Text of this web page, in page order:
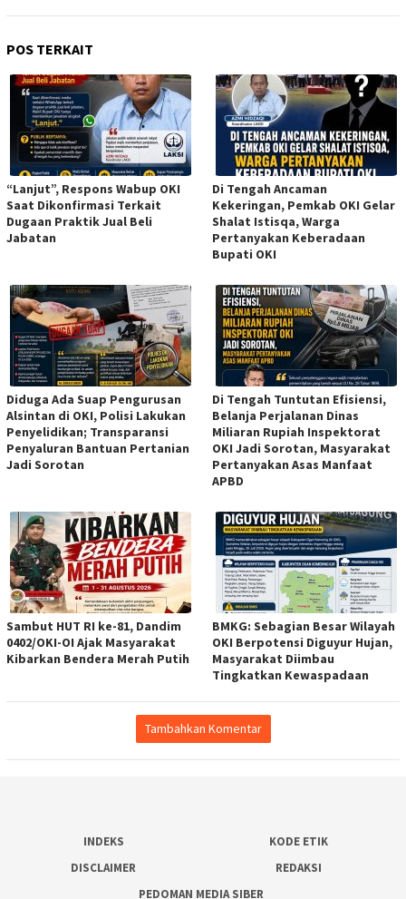
POS TERKAIT
“Lanjut”, Respons Wabup OKI
Saat Dikonfirmasi Terkait
Dugaan Praktik Jual Beli
Jabatan
Di Tengah Ancaman
Kekeringan, Pemkab OKI Gelar
Shalat Istisqa, Warga
Pertanyakan Keberadaan
Bupati OKI
Diduga Ada Suap Pengurusan
Alsintan di OKI, Polisi Lakukan
Penyelidikan; Transparansi
Penyaluran Bantuan Pertanian
Jadi Sorotan
Di Tengah Tuntutan Efisiensi,
Belanja Perjalanan Dinas
Miliaran Rupiah Inspektorat
OKI Jadi Sorotan, Masyarakat
Pertanyakan Asas Manfaat
APBD
Sambut HUT RI ke-81, Dandim
0402/OKI-OI Ajak Masyarakat
Kibarkan Bendera Merah Putih
BMKG: Sebagian Besar Wilayah
OKI Berpotensi Diguyur Hujan,
Masyarakat Diimbau
Tingkatkan Kewaspadaan
Tambahkan Komentar
INDEKS
KODE ETIK
DISCLAIMER
REDAKSI
PEDOMAN MEDIA SIBER